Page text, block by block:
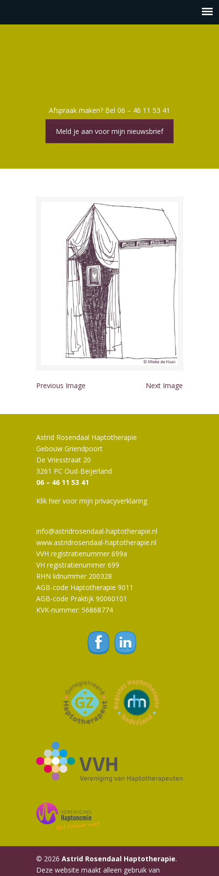
Afspraak maken? Bel 06 – 46 11 53 41
Meld je aan voor mijn nieuwsbrief
Previous Image Next Image
Astrid Rosendaal Haptotherapie
Gebouw Griendpoort
De Vriesstraat 20
3261 PC Oud-Beijerland
06 – 46 11 53 41
Klik hier voor mijn privacyverklaring
info@astridrosendaal-haptotherapie.nl
www.astridrosendaal-haptotherapie.nl
VVH registratienummer 699a
VH registratienummer 699
RHN lidnummer 200328
AGB-code Haptotherapie 9011
AGB-code Praktijk 90060101
KVK-nummer: 56868774
© 2026 Astrid Rosendaal Haptotherapie.
Deze website maakt alleen gebruik van